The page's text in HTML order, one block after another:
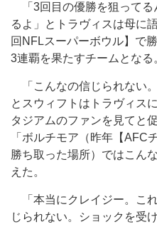
「3回目の優勝を狙ってる
るよ」とトラヴィスは母に
回NFLスーパーボウル】で
3連覇を果たすチームとなる
「こんなの信じられない
とスウィフトはトラヴィス
タジアムのファンを見てと
「ボルチモア（昨年【AFC
勝ち取った場所）ではこん
えた。
「本当にクレイジー。こ
じられない。ショックを受